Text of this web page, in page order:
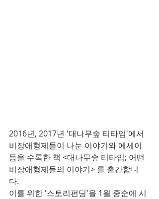
2016년, 2017년 '대나무숲 티타임'에서
비장애형제들이 나눈 이야기와 에세이
등을 수록한 책 <대나무숲 티타임; 어떤
비장애형제들의 이야기> 를 출간합니
다.
이를 위한 '스토리펀딩'을 1월 중순에 시